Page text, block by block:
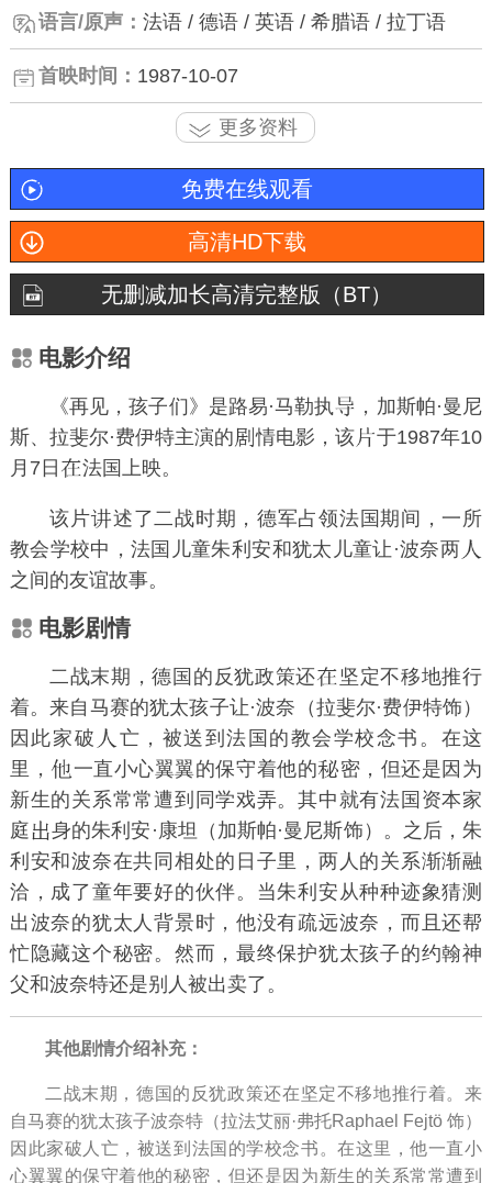
语言/原声： 法语 / 德语 / 英语 / 希腊语 / 拉丁语
首映时间： 1987-10-07
更多资料
免费在线观看
高清HD下载
无删减加长高清完整版（BT）
电影介绍
《再见，孩子们》是路易·马勒执
，加斯帕·曼尼
斯、拉斐尔·费伊特主演的
情电影，该
于1987年10
月7日
法国上映。
该片
述了二战时期，德军占领法国期间，一所
教会学校中，法国儿童朱利安和犹太儿童让·波奈两
之间的友谊故事。
电影剧情
二战末期，德国的反犹政策还
坚定不移地推行
着。来自马赛的犹太孩子让·波奈（拉斐尔·费伊特饰）
因此家破
亡，被送到法国的教会学校念书。在这
里，
一直小心翼翼的保守着他的
密，但还是因为
新生的关系常常遭到同学戏弄。其中就有法国资本家
庭
身的朱利安·康坦（加斯帕·曼尼斯饰）。之后，朱
利安和波奈在共同相处的日子里，两人的关系渐渐融
洽，成了童年要好的伙伴。当朱利安从种种迹象猜测
出波奈的犹太人背景时，他没有疏远波奈，而且还帮
忙隐藏这个秘密。然而，最终保护犹太孩子的约翰神
父和波奈特还是别人被出卖了。
其他剧情介绍补充：
二战末期，德国的反犹政策还在坚定不移地推行着。来
自马赛的犹太孩子波奈特（拉法艾丽·弗托Raphael Fejtö 饰）
因此家破人亡，被送到法国的学校念书。在这里，他一直小
心翼翼的保守着他的秘密，但还是因为新生的关系常常遭到